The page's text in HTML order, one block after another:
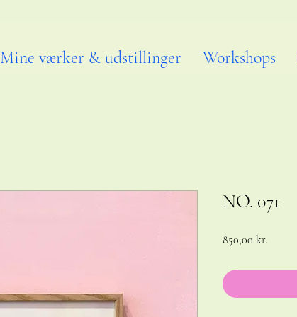
Mine værker & udstillinger Workshops
NO. 071
850,00 kr.